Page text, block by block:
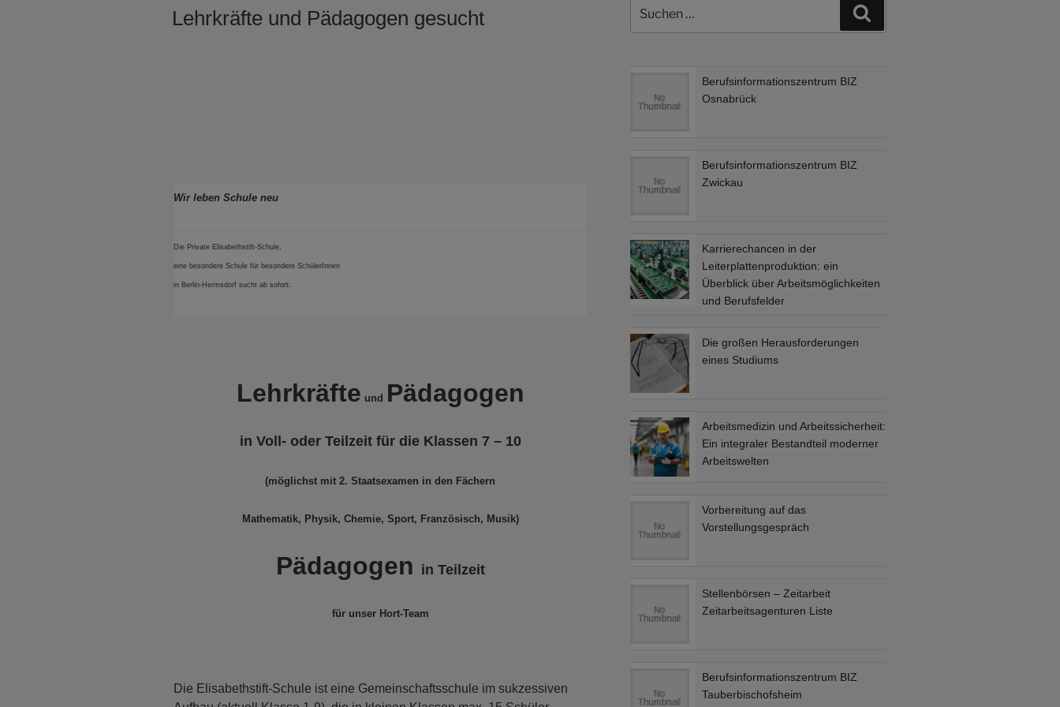
Lehrkräfte und Pädagogen gesucht
Wir leben Schule neu
Die Private Elisabethstift-Schule,
eine besondere Schule für besondere SchülerInnen
in Berlin-Hermsdorf sucht ab sofort:
Lehrkräfte und Pädagogen
in Voll- oder Teilzeit für die Klassen 7 – 10
(möglichst mit 2. Staatsexamen in den Fächern
Mathematik, Physik, Chemie, Sport, Französisch, Musik)
Pädagogen in Teilzeit
für unser Hort-Team
Die Elisabethstift-Schule ist eine Gemeinschaftsschule im sukzessiven
nach:
Berufsinformationszentrum BIZ
Osnabrück
Berufsinformationszentrum BIZ
Zwickau
Karrierechancen in der
Leiterplattenproduktion: ein
Überblick über Arbeitsmöglichkeiten
und Berufsfelder
Die großen Herausforderungen
eines Studiums
Arbeitsmedizin und Arbeitssicherheit:
Ein integraler Bestandteil moderner
Arbeitswelten
Vorbereitung auf das
Vorstellungsgespräch
Stellenbörsen – Zeitarbeit
Zeitarbeitsagenturen Liste
Berufsinformationszentrum BIZ
Tauberbischofsheim